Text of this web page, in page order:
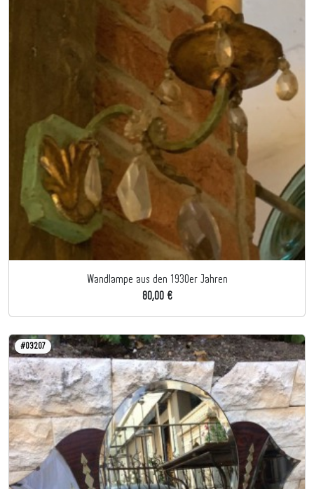
Wandlampe aus den 1930er Jahren
80,00 €
#03207